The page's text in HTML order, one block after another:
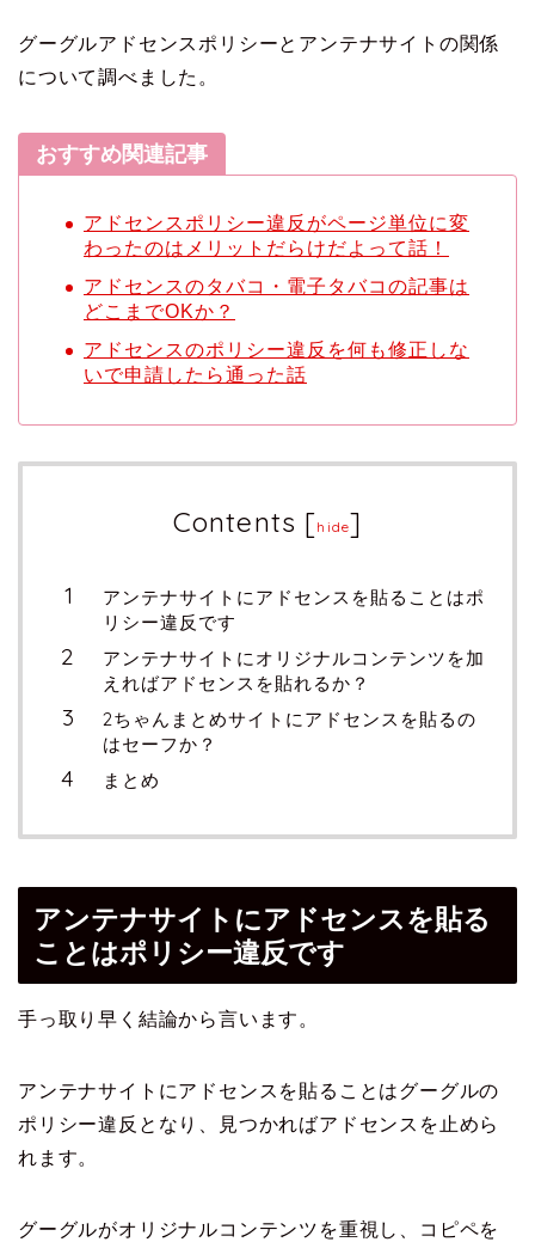
グーグルアドセンスポリシーとアンテナサイトの関係
について調べました。
おすすめ関連記事
アドセンスポリシー違反がページ単位に変
わったのはメリットだらけだよって話！
アドセンスのタバコ・電子タバコの記事は
どこまでOKか？
アドセンスのポリシー違反を何も修正しな
いで申請したら通った話
Contents [hide]
アンテナサイトにアドセンスを貼ることはポ
リシー違反です
アンテナサイトにオリジナルコンテンツを加
えればアドセンスを貼れるか？
2ちゃんまとめサイトにアドセンスを貼るの
はセーフか？
まとめ
アンテナサイトにアドセンスを貼る
ことはポリシー違反です
手っ取り早く結論から言います。
アンテナサイトにアドセンスを貼ることはグーグルの
ポリシー違反となり、見つかればアドセンスを止めら
れます。
グーグルがオリジナルコンテンツを重視し、コピペを